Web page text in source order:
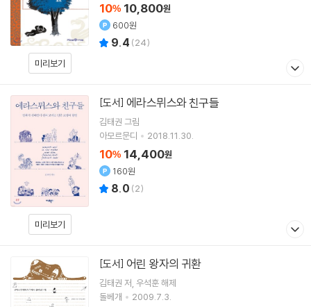
미리보기
10% 10,800원
600원
9.4 (24)
미리보기
[도서] 에라스뮈스와 친구들
김태권 그림
아모르문디
2018.11.30.
10% 14,400원
160원
8.0 (2)
[도서] 어린 왕자의 귀환
김태권 저 우석훈해제
돌베개
2009.7.3.